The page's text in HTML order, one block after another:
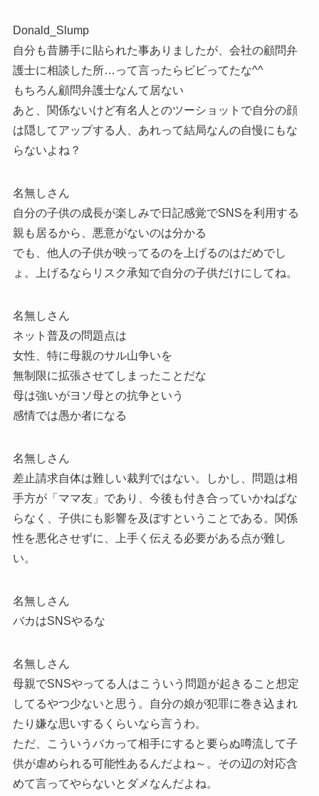
Donald_Slump
自分も昔勝手に貼られた事ありましたが、会社の顧問弁
護士に相談した所…って言ったらビビってたな^^
もちろん顧問弁護士なんて居ない
あと、関係ないけど有名人とのツーショットで自分の顔
は隠してアップする人、あれって結局なんの自慢にもな
らないよね？
名無しさん
自分の子供の成長が楽しみで日記感覚でSNSを利用する
親も居るから、悪意がないのは分かる
でも、他人の子供が映ってるのを上げるのはだめでし
ょ。上げるならリスク承知で自分の子供だけにしてね。
名無しさん
ネット普及の問題点は
女性、特に母親のサル山争いを
無制限に拡張させてしまったことだな
母は強いがヨソ母との抗争という
感情では愚か者になる
名無しさん
差止請求自体は難しい裁判ではない。しかし、問題は相
手方が「ママ友」であり、今後も付き合っていかねばな
らなく、子供にも影響を及ぼすということである。関係
性を悪化させずに、上手く伝える必要がある点が難し
い。
名無しさん
バカはSNSやるな
名無しさん
母親でSNSやってる人はこういう問題が起きること想定
してるやつ少ないと思う。自分の娘が犯罪に巻き込まれ
たり嫌な思いするくらいなら言うわ。
ただ、こういうバカって相手にすると要らぬ噂流して子
供が虐められる可能性あるんだよね～。その辺の対応含
めて言ってやらないとダメなんだよね。